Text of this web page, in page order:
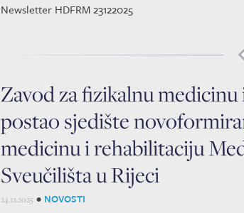
Newsletter HDFRM 23122025
Zavod za fizikalnu
postao sjedište
medicinu i rehabilitaciju
Sveučilišta u Rijeci
24.12.2025 • NOVOSTI